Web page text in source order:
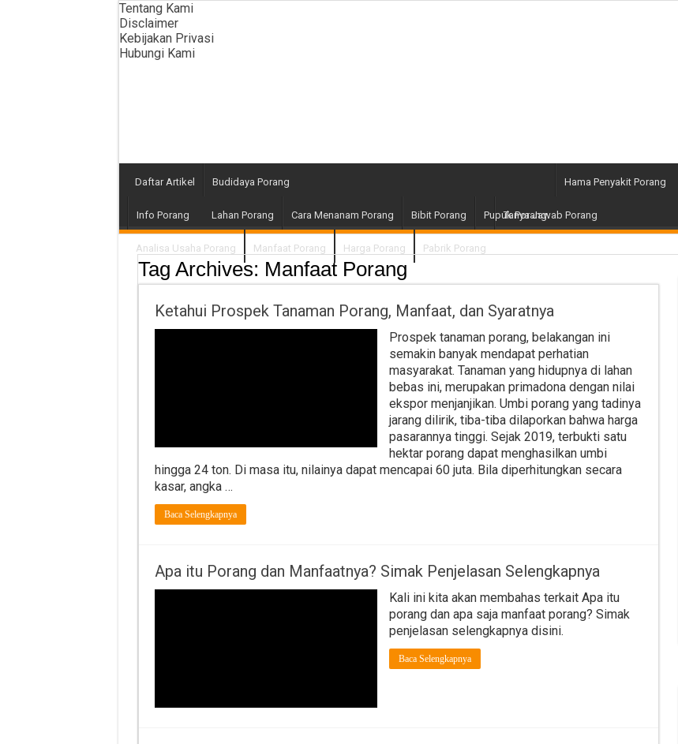
Tentang Kami
Disclaimer
Kebijakan Privasi
Hubungi Kami
Daftar Artikel Budidaya Porang
Lahan Porang Cara Menanam Porang Bibit Porang Pupuk Porang
Hama Penyakit Porang
Info Porang
Analisa Usaha Porang Manfaat Porang Harga Porang Pabrik Porang
Tanya Jawab Porang
Tag Archives: Manfaat Porang
Ketahui Prospek Tanaman Porang, Manfaat, dan Syaratnya
Prospek tanaman porang, belakangan ini
semakin banyak mendapat perhatian
masyarakat. Tanaman yang hidupnya di lahan
bebas ini, merupakan primadona dengan nilai
ekspor menjanjikan. Umbi porang yang tadinya
jarang dilirik, tiba-tiba dilaporkan bahwa harga
pasarannya tinggi. Sejak 2019, terbukti satu
hektar porang dapat menghasilkan umbi
hingga 24 ton. Di masa itu, nilainya dapat mencapai 60 juta. Bila diperhitungkan secara
kasar, angka …
Baca Selengkapnya
Apa itu Porang dan Manfaatnya? Simak Penjelasan Selengkapnya
Kali ini kita akan membahas terkait Apa itu
porang dan apa saja manfaat porang? Simak
penjelasan selengkapnya disini.
Baca Selengkapnya